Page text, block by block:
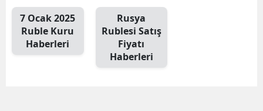
7 Ocak 2025
Ruble Kuru
Haberleri
Rusya
Rublesi Satış
Fiyatı
Haberleri